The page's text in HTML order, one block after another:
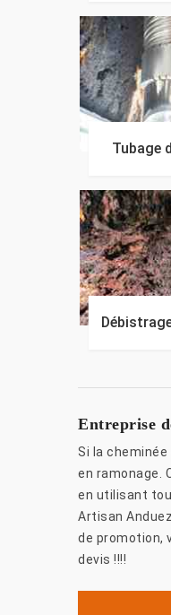
Tubage
Entreprise
Si la
en ramonage.
en utilisant
Artisan
de promotion,
devis !!!!